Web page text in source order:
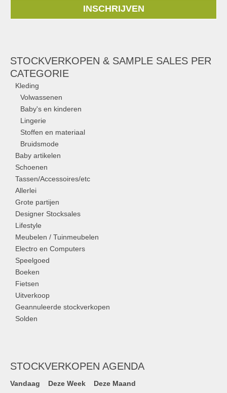
INSCHRIJVEN
STOCKVERKOPEN & SAMPLE SALES PER
CATEGORIE
Kleding
Volwassenen
Baby's en kinderen
Lingerie
Stoffen en materiaal
Bruidsmode
Baby artikelen
Schoenen
Tassen/Accessoires/etc
Allerlei
Grote partijen
Designer Stocksales
Lifestyle
Meubelen / Tuinmeubelen
Electro en Computers
Speelgoed
Boeken
Fietsen
Uitverkoop
Geannuleerde stockverkopen
Solden
STOCKVERKOPEN AGENDA
Vandaag Deze Week Deze Maand